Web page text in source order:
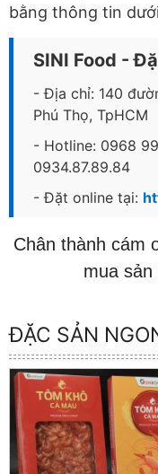
bằng thông tin
SINI Food -
- Địa chỉ: 140
Phú Thọ, TpHCM
- Hotline: 0968
0934.87.89.84
- Đặt online tại:
Chân thành cám
mua sản
ĐẶC SẢN